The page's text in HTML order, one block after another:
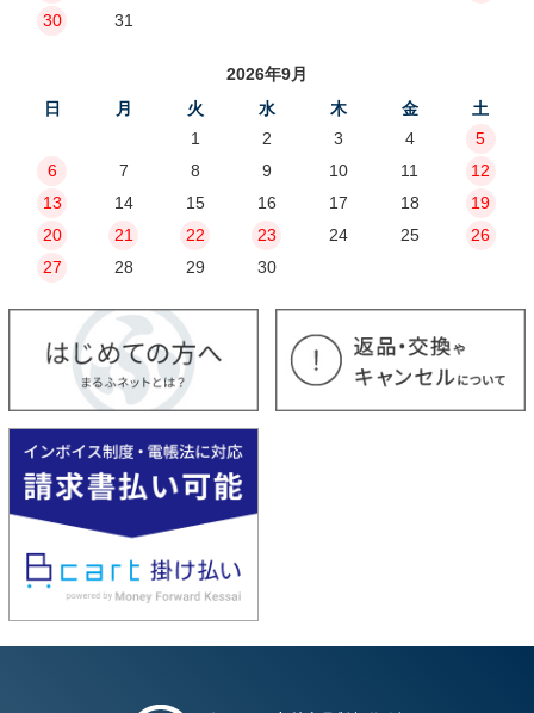
30
31
2026年9月
日
月 火 水 木 金
土
1
2 3 4
5
6
7 8 9 10 11
12
13
14 15 16 17 18
19
20
21 22 23 24 25
26
27
28 29 30